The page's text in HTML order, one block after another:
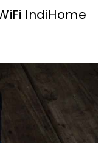
IndiHome